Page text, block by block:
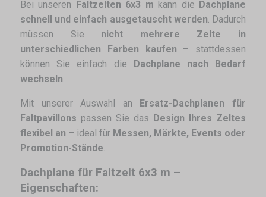
Bei unseren Faltzelten 6x3 m kann die Dachplane
schnell und einfach ausgetauscht werden. Dadurch
müssen Sie nicht mehrere Zelte in
unterschiedlichen Farben kaufen – stattdessen
können Sie einfach die Dachplane nach Bedarf
wechseln.
Mit unserer Auswahl an Ersatz-Dachplanen für
Faltpavillons passen Sie das Design Ihres Zeltes
flexibel an – ideal für Messen, Märkte, Events oder
Promotion-Stände.
Dachplane für Faltzelt 6x3 m –
Eigenschaften: